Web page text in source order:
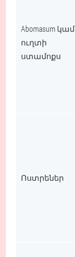
Abomasum կամ
ուղտի
ստամոքս
Ոստրեներ